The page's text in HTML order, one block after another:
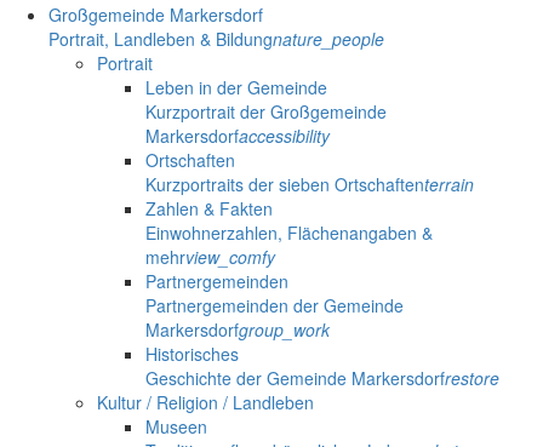
Großgemeinde Markersdorf
Portrait, Landleben & Bildungnature_people
Portrait
Leben in der Gemeinde
Kurzportrait der Großgemeinde
Markersdorfaccessibility
Ortschaften
Kurzportraits der sieben Ortschaftenterrain
Zahlen & Fakten
Einwohnerzahlen, Flächenangaben &
mehrview_comfy
Partnergemeinden
Partnergemeinden der Gemeinde
Markersdorfgroup_work
Historisches
Geschichte der Gemeinde Markersdorfrestore
Kultur / Religion / Landleben
Museen